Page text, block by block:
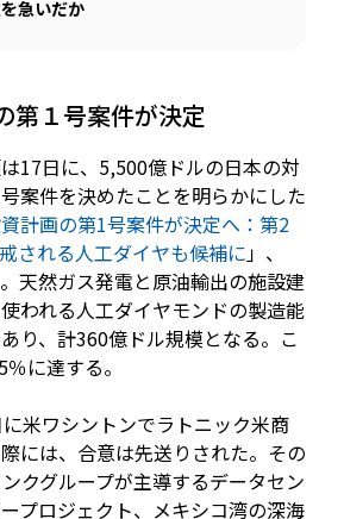
急いだか
第１号案件が決定
17日に、5,500億ドルの日本の対
案件を決めたことを明らかにした
計画の第1号案件が決定へ：第2
される人工ダイヤも候補に」、
天然ガス発電と原油輸出の施設建
われる人工ダイヤモンドの製造能
り、計360億ドル規模となる。こ
に達する。
米ワシントンでラトニック米商
には、合意は先送りされた。その
クグループが主導するデータセン
プロジェクト、メキシコ湾の深海